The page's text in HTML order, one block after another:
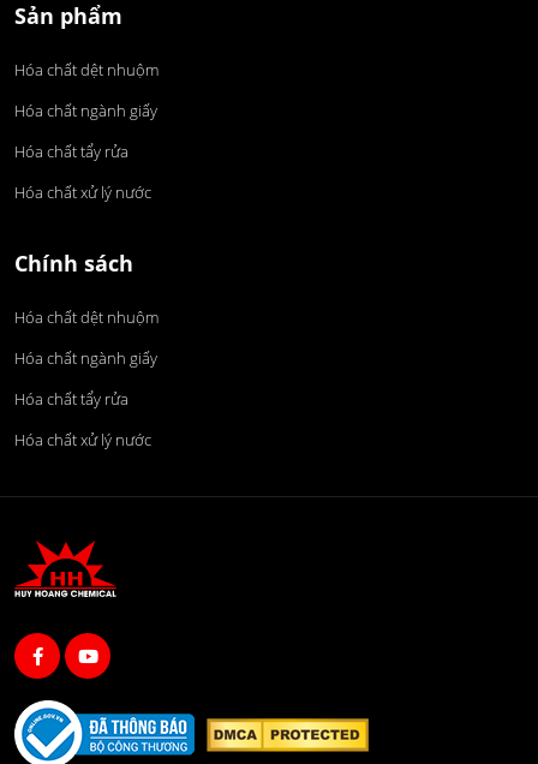
Sản phẩm
Hóa chất dệt nhuộm
Hóa chất ngành giấy
Hóa chất tẩy rửa
Hóa chất xử lý nước
Chính sách
Hóa chất dệt nhuộm
Hóa chất ngành giấy
Hóa chất tẩy rửa
Hóa chất xử lý nước